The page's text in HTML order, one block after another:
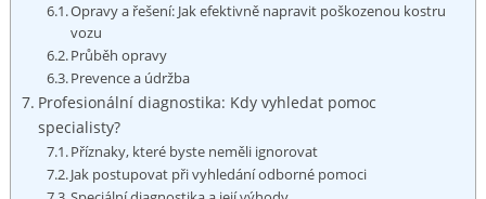
Opravy a řešení: Jak efektivně napravit poškozenou kostru
vozu
Průběh opravy
Prevence a údržba
Profesionální ​diagnostika: Kdy vyhledat pomoc
‌specialisty?
Příznaky,​ které byste neměli ignorovat
Jak postupovat při vyhledání odborné pomoci